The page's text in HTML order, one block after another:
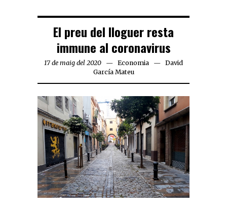
El preu del lloguer resta
immune al coronavirus
17 de maig del 2020 Economia
David
García Mateu